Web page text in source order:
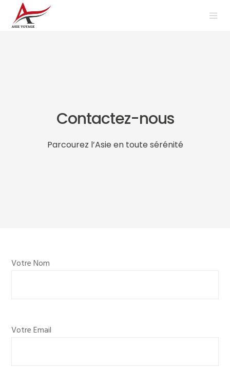
Contactez-nous
Parcourez l’Asie en toute sérénité
Votre Nom
Votre Email